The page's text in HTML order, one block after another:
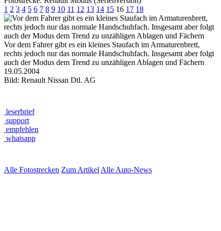
1 2 3 4 5 6 7 8 9 10 11 12 13 14 15 16 17 18
Vor dem Fahrer gibt es ein kleines Staufach im Armaturenbrett,
rechts jedoch nur das normale Handschuhfach. Insgesamt aber folgt
auch der Modus dem Trend zu unzähligen Ablagen und Fächern
19.05.2004
Bild: Renault Nissan Dtl. AG
leserbrief
support
empfehlen
whatsapp
Alle Fotostrecken Zum Artikel Alle Auto-News